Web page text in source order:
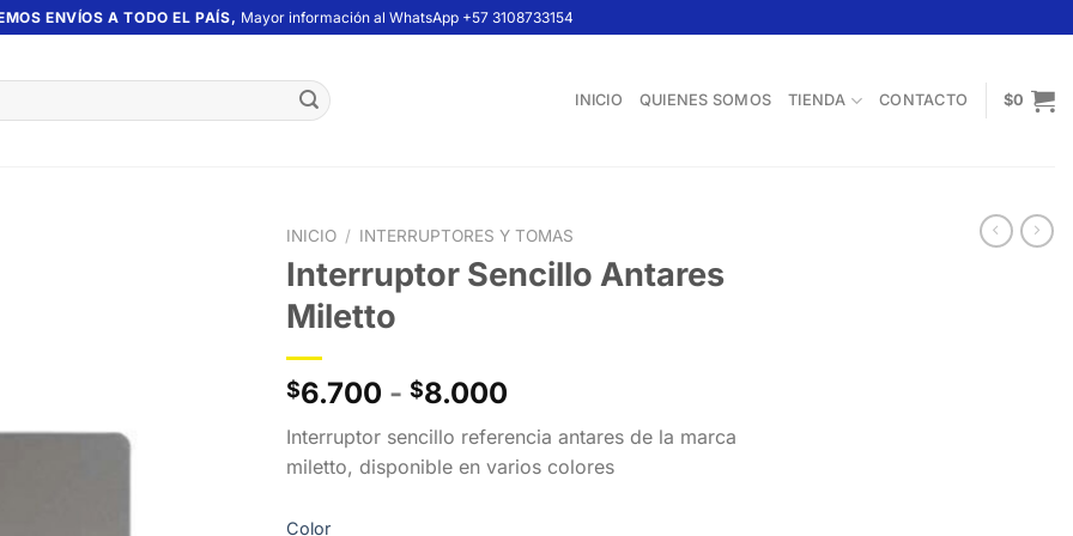
ENVÍOS A TODO EL PAÍS, Mayor información al WhatsApp +57 3108733154
INICIO QUIENES SOMOS TIENDA CONTACTO $0
INICIO / INTERRUPTORES Y TOMAS
Interruptor Sencillo Antares
Miletto
$6.700 - $8.000
precios:
desde
Interruptor sencillo referencia antares de la marca
miletto, disponible en varios colores
Color